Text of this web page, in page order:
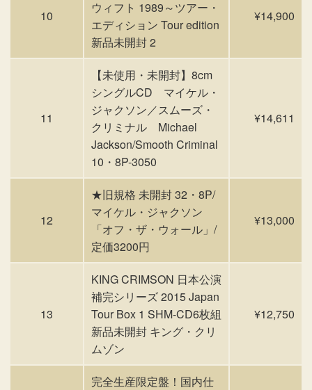
10
ウィフト 1989～ツアー・
エディション Tour edition
新品未開封 2
¥14,900
11
【未使用・未開封】8cm
シングルCD マイケル・
ジャクソン／スムーズ・
クリミナル Michael
Jackson/Smooth Criminal
10・8P-3050
¥14,611
12
★旧規格 未開封 32・8P/
マイケル・ジャクソン
「オフ・ザ・ウォール」/
定価3200円
¥13,000
13
KING CRIMSON 日本公演
補完シリーズ 2015 Japan
Tour Box 1 SHM-CD6枚組
新品未開封 キング・クリ
ムゾン
¥12,750
完全生産限定盤！国内仕